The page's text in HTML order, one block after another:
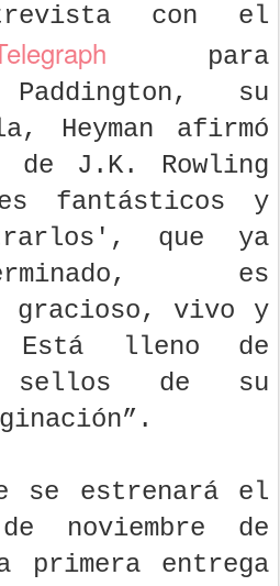
con el
para
Paddington, su
Heyman afirmó
de J.K. Rowling
fantásticos y
que ya
es
gracioso, vivo y
Está lleno de
sellos de su
se estrenará el
noviembre de
primera entrega